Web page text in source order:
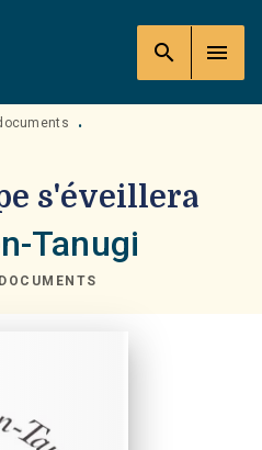
search menu
•
s'éveillera
Tanugi